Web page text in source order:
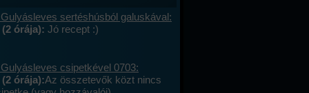
sertéshúsból galuskával:
órája): Jó recept :)
csipetkével 0703:
órája):Az összetevők közt nincs